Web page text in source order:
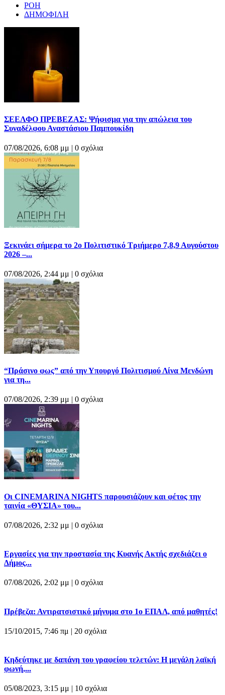
ΡΟΗ
ΔΗΜΟΦΙΛΗ
ΣΕΕΛΦΟ ΠΡΕΒΕΖΑΣ: Ψήφισμα για την απώλεια του
Συναδέλφου Αναστάσιου Παμπουκίδη
07/08/2026, 6:08 μμ | 0 σχόλια
Ξεκινάει σήμερα το 2ο Πολιτιστικό Τριήμερο 7,8,9 Αυγούστου
2026 –...
07/08/2026, 2:44 μμ | 0 σχόλια
“Πράσινο φως” από την Υπουργό Πολιτισμού Λίνα Μενδώνη
για τη...
07/08/2026, 2:39 μμ | 0 σχόλια
Οι CINEMARINA NIGHTS παρουσιάζουν και φέτος την
ταινία «ΘΥΣΙΑ» του...
07/08/2026, 2:32 μμ | 0 σχόλια
Εργασίες για την προστασία της Κυανής Ακτής σχεδιάζει ο
Δήμος...
07/08/2026, 2:02 μμ | 0 σχόλια
Πρέβεζα: Αντιρατσιστικό μήνυμα στο 1ο ΕΠΑΛ, από μαθητές!
15/10/2015, 7:46 πμ | 20 σχόλια
Κηδεύτηκε με δαπάνη του γραφείου τελετών: Η μεγάλη λαϊκή
φωνή,...
05/08/2023, 3:15 μμ | 10 σχόλια